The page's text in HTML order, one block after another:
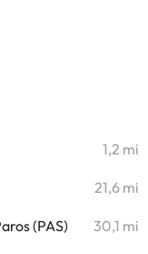
1,2 mi
21,6 mi
(PAS) 30,1 mi